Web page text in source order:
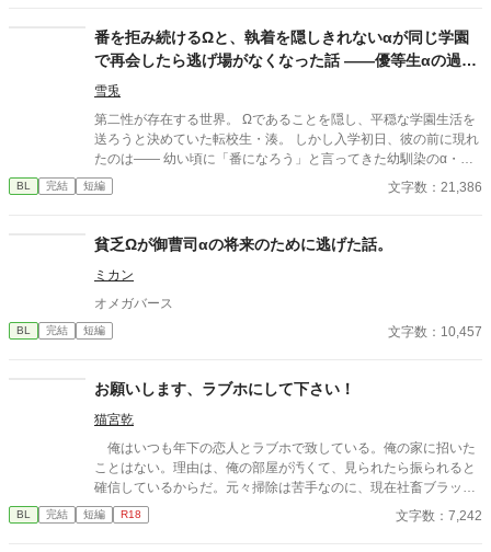
番を拒み続けるΩと、執着を隠しきれないαが同じ学園
で再会したら逃げ場がなくなった話 ――優等生αの過保
護な束縛は恋か支配か
雪兎
第二性が存在する世界。 Ωであることを隠し、平穏な学園生活を
送ろうと決めていた転校生・湊。 しかし入学初日、彼の前に現れ
たのは―― 幼い頃に「番になろう」と言ってきた幼馴染のα・蓮
だった。 成績優秀、容姿端麗、生徒から絶大な信頼を集める完璧
なα。 だが湊だけが知っている。 彼が異常なほど執着深いこと
るだけだよ」 座席、時間割、交友関係、体調管理。 いつの間にか
整えられていく環境。 逃げ場のない距離。 番を拒みたいΩと、手
放す気のないα。 これは保護か、それとも束縛か。 閉じた学園の
中で、二人の関係は静かに歪み始める――。
BL 完結 短編 文字数：21,386
貧乏Ωが御曹司αの将来のために逃げた話。
ミカン
オメガバース
BL 完結 短編 文字数：10,457
お願いします、ラブホにして下さい！
猫宮乾
俺はいつも年下の恋人とラブホで致している。俺の家に招いた
ことはない。理由は、俺の部屋が汚くて、見られたら振られると
確信しているからだ。元々掃除は苦手なのに、現在社畜ブラック
で、なんの手も回らない……だからこの街に一軒ラブホがあるの
が救いだ！※スパダリ×社畜
BL 完結 短編 R18 文字数：7,242